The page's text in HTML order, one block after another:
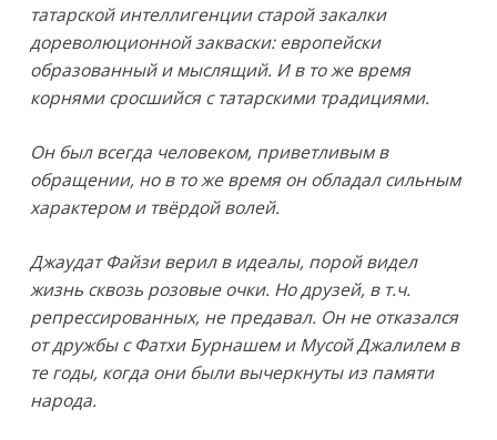
татарской интеллигенции старой закалки
дореволюционной закваски: европейски
образованный и мыслящий. И в то же время
корнями сросшийся с татарскими традициями.
Он был всегда человеком, приветливым в
обращении, но в то же время он обладал сильным
характером и твёрдой волей.
Джаудат Файзи верил в идеалы, порой видел
жизнь сквозь розовые очки. Но друзей, в т.ч.
репрессированных, не предавал. Он не отказался
от дружбы с Фатхи Бурнашем и Мусой Джалилем в
те годы, когда они были вычеркнуты из памяти
народа.